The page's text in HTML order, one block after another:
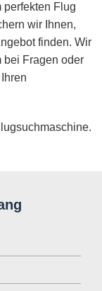
perfekten Flug
wir Ihnen,
finden. Wir
bei Fragen oder